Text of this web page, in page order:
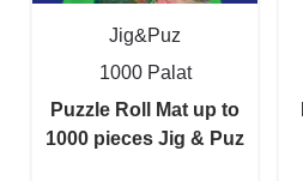
Jig&Puz
1000 Palat
Puzzle Roll Mat up to
1000 pieces Jig & Puz